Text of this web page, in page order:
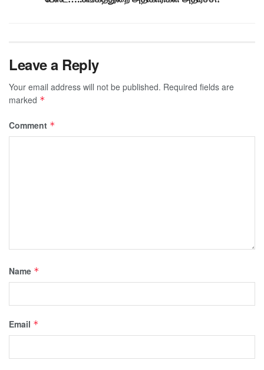
Leave a Reply
Your email address will not be published. Required fields are
marked *
Comment *
Name *
Email *